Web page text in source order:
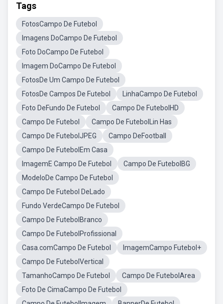
Tags
FotosCampo De Futebol
Imagens DoCampo De Futebol
Foto DoCampo De Futebol
Imagem DoCampo De Futebol
FotosDe Um Campo De Futebol
FotosDe Campos De Futebol
LinhaCampo De Futebol
Foto DeFundo De Futebol
Campo De FutebolHD
Campo De Futebol
Campo De FutebolLin Has
Campo De FutebolJPEG
Campo DeFootball
Campo De FutebolEm Casa
ImagemE Campo De Futebol
Campo De FutebolBG
ModeloDe Campo De Futebol
Campo De Futebol DeLado
Fundo VerdeCampo De Futebol
Campo De FutebolBranco
Campo De FutebolProfissional
Casa.comCampo De Futebol
ImagemCampo Futebol+
Campo De FutebolVertical
TamanhoCampo De Futebol
Campo De FutebolArea
Foto De CimaCampo De Futebol